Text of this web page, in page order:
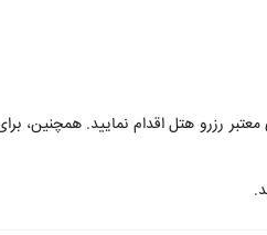
رزرو هتل اقدام نمایید. همچنین،